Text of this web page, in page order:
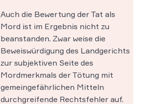
Auch die Bewertung der Tat als
Mord ist im Ergebnis nicht zu
beanstanden. Zwar weise die
Beweiswürdigung des Landgerichts
zur subjektiven Seite des
Mordmerkmals der Tötung mit
gemeingefährlichen Mitteln
durchgreifende Rechtsfehler auf.